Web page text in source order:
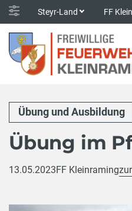
Steyr-Land FF
Übung und Ausbildung
Übung im
13.05.2023FF Kleinraming